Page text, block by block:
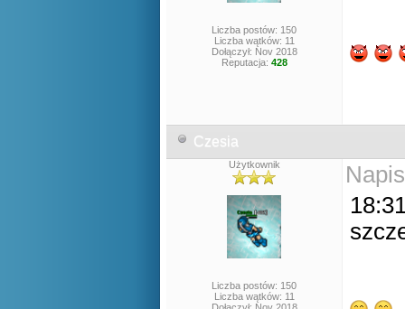
Liczba postów: 150
Liczba wątków: 11
Dołączył: Nov 2018
Reputacja: 428
Czesia
Użytkownik
Liczba postów: 150
Liczba wątków: 11